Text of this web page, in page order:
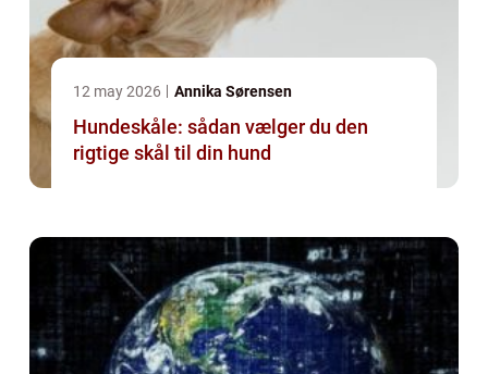
12 may 2026 Annika Sørensen
Hundeskåle: sådan vælger du den
rigtige skål til din hund